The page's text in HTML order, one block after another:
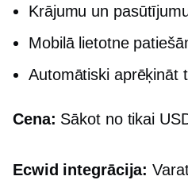
Krājumu un
Mobilā lietotne
Automātiski aprēķināt
Cena: Sākot no tikai
Ecwid integrācija: